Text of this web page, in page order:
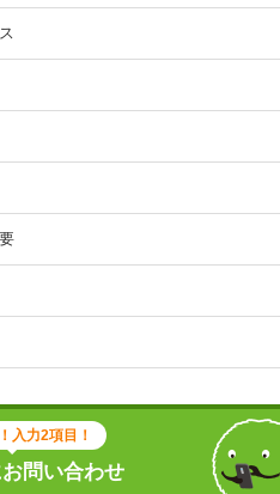
入力2項目！
問い合わせ